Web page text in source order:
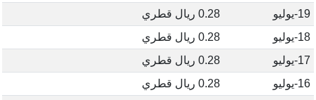
19-يوليو
0.28 ريال قطري
18-يوليو
0.28 ريال قطري
17-يوليو
0.28 ريال قطري
16-يوليو
0.28 ريال قطري